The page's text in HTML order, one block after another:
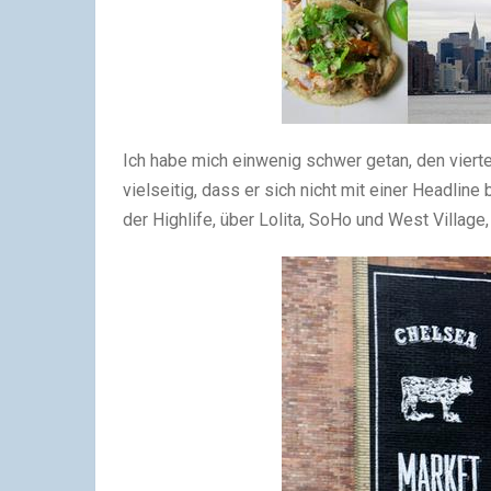
Ich habe mich einwenig schwer getan, den
vielseitig, dass er sich nicht mit einer Headline
der Highlife, über Lolita, SoHo und West